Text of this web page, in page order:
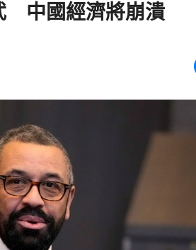
中國經濟將崩潰